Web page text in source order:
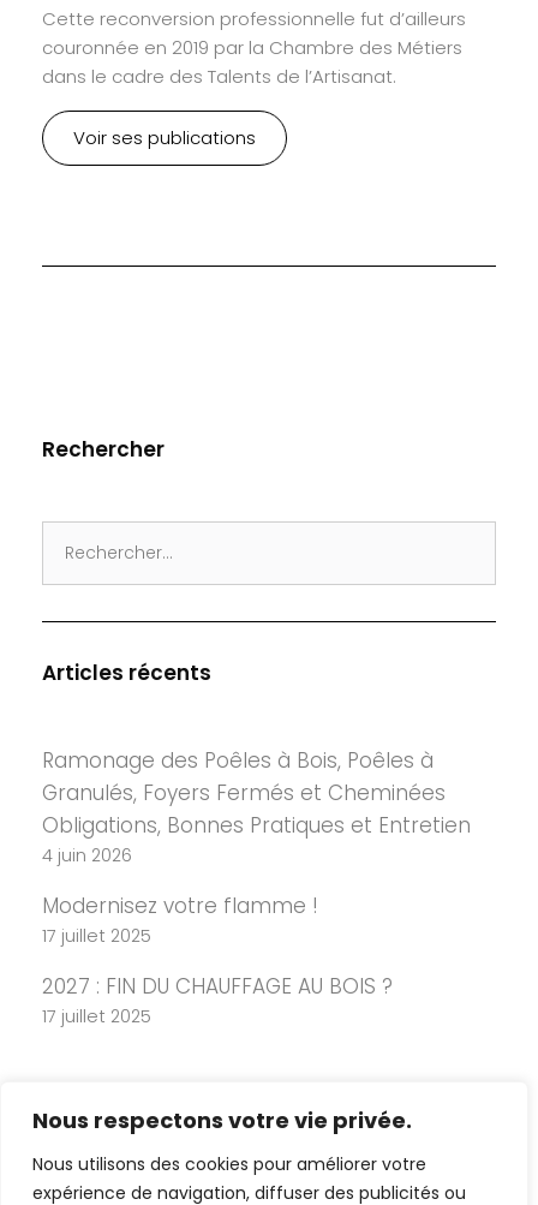
Nous respectons votre vie privée.
Nous utilisons des cookies pour améliorer votre
expérience de navigation, diffuser des publicités ou
Cette reconversion professionnelle fut d’ailleurs
couronnée en 2019 par la Chambre des Métiers
dans le cadre des Talents de l’Artisanat.
Voir ses publications
Rechercher
for:
Articles récents
Ramonage des Poêles à Bois, Poêles à
Granulés, Foyers Fermés et Cheminées
Obligations, Bonnes Pratiques et Entretien
4 juin 2026
Modernisez votre flamme !
17 juillet 2025
2027 : FIN DU CHAUFFAGE AU BOIS ?
17 juillet 2025